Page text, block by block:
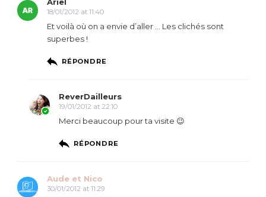
18/01/2012 at 11:40
Et voilà où on a envie d’aller … Les clichés sont
superbes !
RÉPONDRE
ReverDailleurs
19/01/2012 at 22:10
Merci beaucoup pour ta visite 😉
RÉPONDRE
Aude et Nico
30/01/2012 at 11:29